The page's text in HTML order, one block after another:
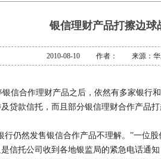
银信理财产品打擦边球
2010-08-10 作者： 来源：华
信合作理财产品之后，依然有多家银行
贷款信托，而且部分银信理财合作产品
仍然发售银信合作产品不理解。”一位股
信托公司收到各地银监局的紧急电话通